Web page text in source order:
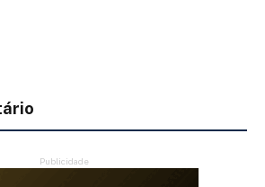
Publicidade